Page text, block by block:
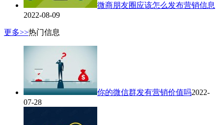
微商朋友圈应该怎么发布营销信息
2022-08-09
更多>>热门信息
你的微信群发有营销价值吗2022-
07-28